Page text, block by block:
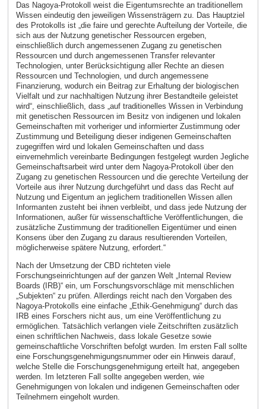
Das Nagoya-Protokoll weist die Eigentumsrechte an traditionellem
Wissen eindeutig den jeweiligen Wissensträgern zu. Das Hauptziel
des Protokolls ist „die faire und gerechte Aufteilung der Vorteile, die
sich aus der Nutzung genetischer Ressourcen ergeben,
einschließlich durch angemessenen Zugang zu genetischen
Ressourcen und durch angemessenen Transfer relevanter
Technologien, unter Berücksichtigung aller Rechte an diesen
Ressourcen und Technologien, und durch angemessene
Finanzierung, wodurch ein Beitrag zur Erhaltung der biologischen
Vielfalt und zur nachhaltigen Nutzung ihrer Bestandteile geleistet
wird“, einschließlich, dass „auf traditionelles Wissen in Verbindung
mit genetischen Ressourcen im Besitz von indigenen und lokalen
Gemeinschaften mit vorheriger und informierter Zustimmung oder
Zustimmung und Beteiligung dieser indigenen Gemeinschaften
zugegriffen wird und lokalen Gemeinschaften und dass
einvernehmlich vereinbarte Bedingungen festgelegt wurden Jegliche
Gemeinschaftsarbeit wird unter dem Nagoya-Protokoll über den
Zugang zu genetischen Ressourcen und die gerechte Verteilung der
Vorteile aus ihrer Nutzung durchgeführt und dass das Recht auf
Nutzung und Eigentum an jeglichem traditionellen Wissen allen
Informanten zusteht bei ihnen verbleibt, und dass jede Nutzung der
Informationen, außer für wissenschaftliche Veröffentlichungen, die
zusätzliche Zustimmung der traditionellen Eigentümer und einen
Konsens über den Zugang zu daraus resultierenden Vorteilen,
möglicherweise spätere Nutzung, erfordert.“
Nach der Umsetzung der CBD richteten viele
Forschungseinrichtungen auf der ganzen Welt „Internal Review
Boards (IRB)“ ein, um Forschungsvorschläge mit menschlichen
„Subjekten“ zu prüfen. Allerdings reicht nach den Vorgaben des
Nagoya-Protokolls eine einfache „Ethik-Genehmigung“ durch das
IRB eines Forschers nicht aus, um eine Veröffentlichung zu
ermöglichen. Tatsächlich verlangen viele Zeitschriften zusätzlich
einen schriftlichen Nachweis, dass lokale Gesetze sowie
gemeinschaftliche Vorschriften befolgt wurden. Im ersten Fall sollte
eine Forschungsgenehmigungsnummer oder ein Hinweis darauf,
welche Stelle die Forschungsgenehmigung erteilt hat, angegeben
werden. Im letzteren Fall sollte angegeben werden, wie
Genehmigungen von lokalen und indigenen Gemeinschaften oder
Teilnehmern eingeholt wurden.